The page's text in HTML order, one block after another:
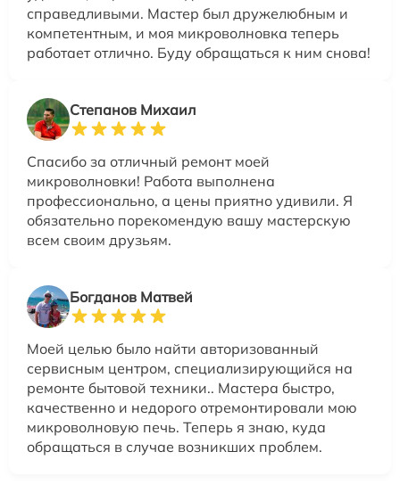
справедливыми. Мастер был дружелюбным и
компетентным, и моя микроволновка теперь
работает отлично. Буду обращаться к ним снова!
Степанов Михаил
Спасибо за отличный ремонт моей
микроволновки! Работа выполнена
профессионально, а цены приятно удивили. Я
обязательно порекомендую вашу мастерскую
всем своим друзьям.
Богданов Матвей
Моей целью было найти авторизованный
сервисным центром, специализирующийся на
ремонте бытовой техники.. Мастера быстро,
качественно и недорого отремонтировали мою
микроволновую печь. Теперь я знаю, куда
обращаться в случае возникших проблем.